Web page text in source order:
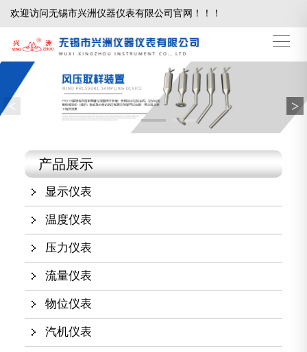
欢迎访问无锡市兴洲仪器仪表有限公司官网！！！
< >
产品展示
显示仪表
温度仪表
压力仪表
流量仪表
物位仪表
汽机仪表